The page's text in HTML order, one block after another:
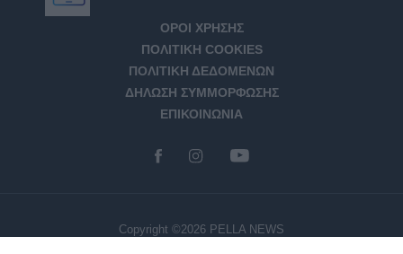
ΟΡΟΙ ΧΡΗΣΗΣ
ΠΟΛΙΤΙΚΗ COOKIES
ΠΟΛΙΤΙΚΗ ΔΕΔΟΜΕΝΩΝ
ΔΗΛΩΣΗ ΣΥΜΜΟΡΦΩΣΗΣ
ΕΠΙΚΟΙΝΩΝΙΑ
Copyright ©2026 PELLA NEWS